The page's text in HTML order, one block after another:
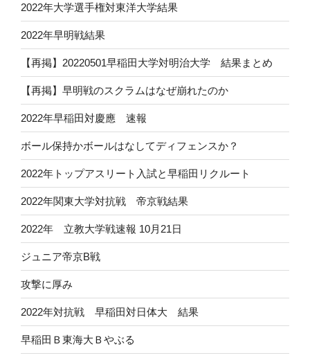
2022年大学選手権対東洋大学結果
2022年早明戦結果
【再掲】20220501早稲田大学対明治大学 結果まとめ
【再掲】早明戦のスクラムはなぜ崩れたのか
2022年早稲田対慶應 速報
ボール保持かボールはなしてディフェンスか？
2022年トップアスリート入試と早稲田リクルート
2022年関東大学対抗戦 帝京戦結果
2022年 立教大学戦速報 10月21日
ジュニア帝京B戦
攻撃に厚み
2022年対抗戦 早稲田対日体大 結果
早稲田Ｂ東海大Ｂやぶる